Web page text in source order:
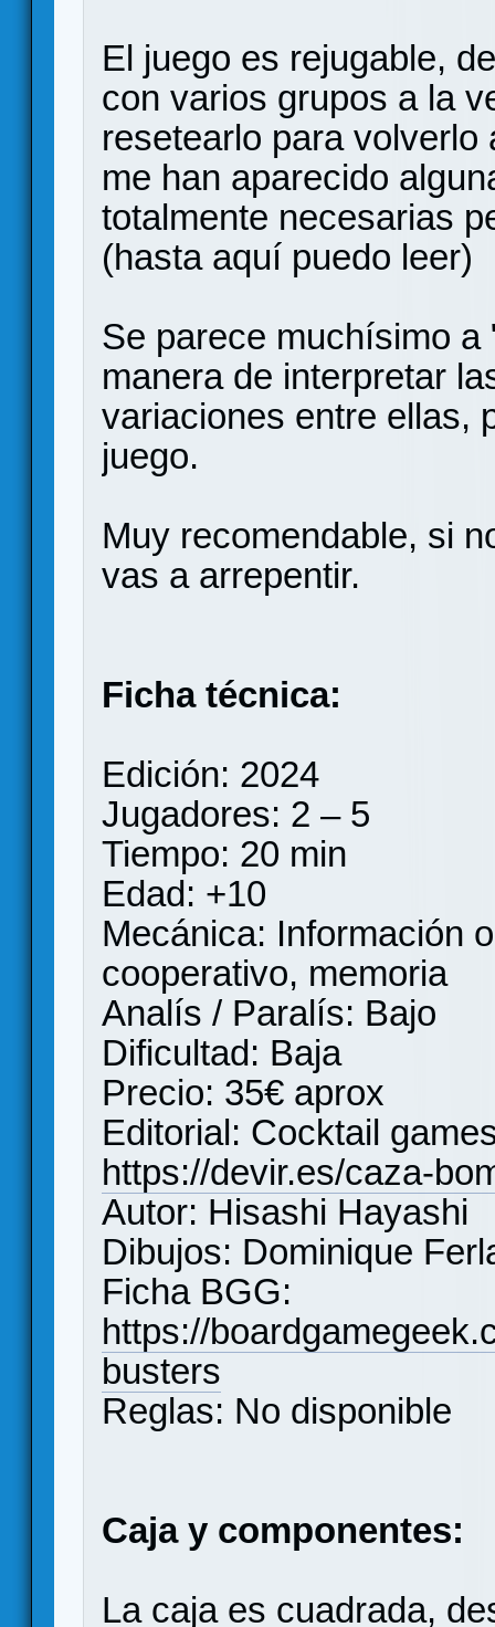
El juego es rejugable,
con varios grupos a la
resetearlo para
me han aparecido
totalmente necesarias
(hasta aquí puedo leer)
Se parece muchísimo a
manera de interpretar
variaciones entre ellas,
juego.
Muy recomendable, si
vas a arrepentir.
Ficha técnica:
Edición: 2024
Jugadores: 2 – 5
Tiempo: 20 min
Edad: +10
Mecánica: Información
cooperativo, memoria
Analís / Paralís: Bajo
Dificultad: Baja
Precio: 35€ aprox
Editorial: Cocktail
https://devir.es/caza-
Autor: Hisashi Hayashi
Dibujos: Dominique
Ficha BGG:
https://
busters
Reglas: No disponible
Caja y componentes:
La caja es cuadrada,